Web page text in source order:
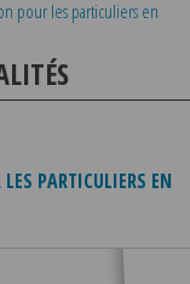
pour les particuliers en
PARTICULIERS EN